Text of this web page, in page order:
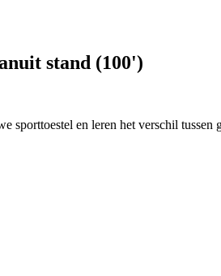
stand (100')
sporttoestel en leren het verschil tussen